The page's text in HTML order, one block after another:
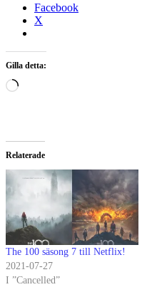
Facebook
X
Gilla detta:
Laddar
Relaterade
The 100 säsong 7 till Netflix!
2021-07-27
I ”Cancelled”